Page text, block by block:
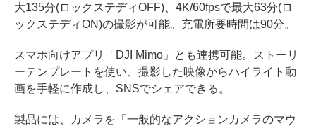
大135分(ロックステディOFF)、4K/60fpsで最大63分(ロ
ックステディON)の撮影が可能。充電所要時間は90分。
スマホ向けアプリ「DJI Mimo」とも連携可能。ストーリ
ーテンプレートを使い、撮影した映像からハイライト動
画を手軽に作成し、SNSでシェアできる。
製品には、カメラを「一般的なアクションカメラのマウ